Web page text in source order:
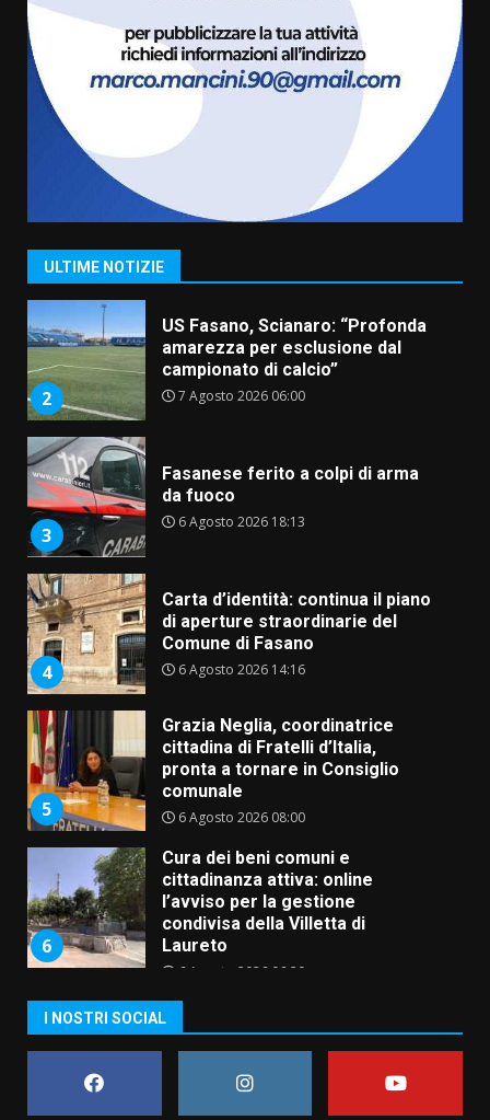
ULTIME NOTIZIE
La magia del Minareto e la prima
assoluta de “L’Albergo
Belvedere. Il rapimento”
6 Agosto 2026 06:15
1
“I Contestatori: Musica di
Rivoluzione”: nuovo
appuntamento con “Fasano in
2
US Fasano, Scianaro: “Profonda
amarezza per esclusione dal
campionato di calcio”
7 Agosto 2026 06:00
3
Fasanese ferito a colpi di arma
da fuoco
6 Agosto 2026 18:13
4
Carta d’identità: continua il piano
di aperture straordinarie del
Comune di Fasano
6 Agosto 2026 14:16
5
Grazia Neglia, coordinatrice
cittadina di Fratelli d’Italia,
pronta a tornare in Consiglio
comunale
6 Agosto 2026 08:00
6
Cura dei beni comuni e
cittadinanza attiva: online
l’avviso per la gestione
condivisa della Villetta di
Laureto
6 Agosto 2026 06:20
assoluta de “L’Albergo
Belvedere. Il rapimento”
6 Agosto 2026 06:15
I NOSTRI SOCIAL